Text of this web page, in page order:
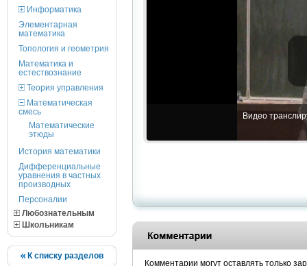
Информатика
Элементарная
математика
Топология и геометрия
Математика и
естествознание
Теория управления
Математическая
смесь
Математические
этюды
История математики
Дифференциальные
уравнения в частных
производных
Персоналии
Любознательным
Школьникам
К списку разделов
Видео
Комментарии могут оставлять только